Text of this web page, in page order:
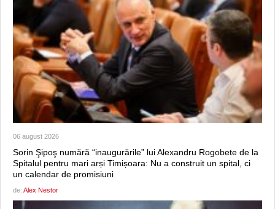
06 august 2026
Sorin Şipoş numără “inaugurările” lui Alexandru Rogobete de la
Spitalul pentru mari arși Timișoara: Nu a construit un spital, ci
un calendar de promisiuni
de: Alex Nestor